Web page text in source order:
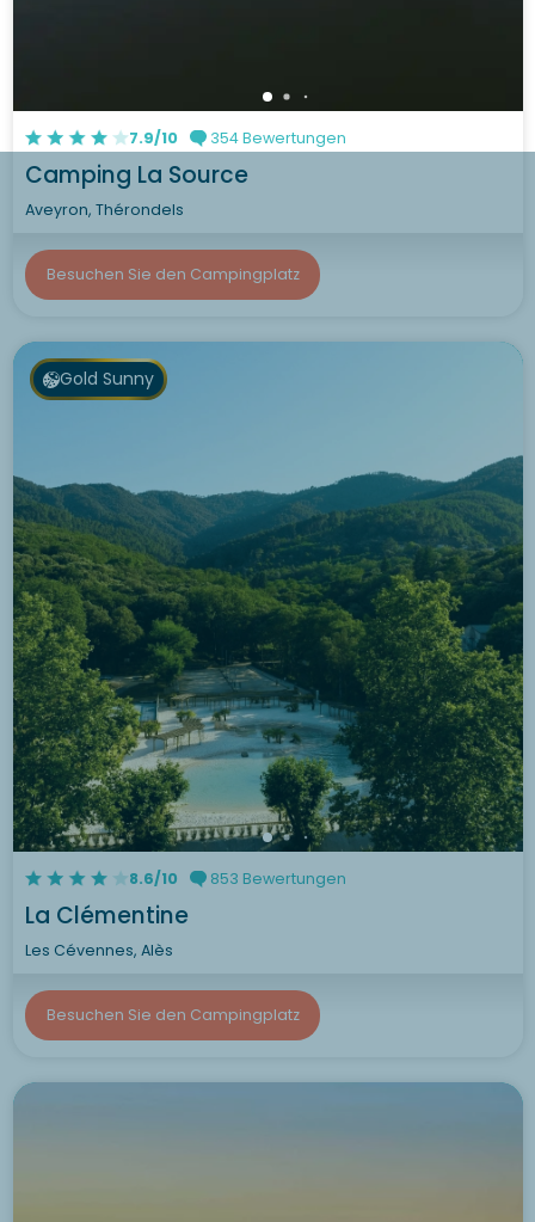
7.9/10 354 Bewertungen
Camping La Source
Aveyron, Thérondels
Besuchen Sie den Campingplatz
Gold Sunny
8.6/10 853 Bewertungen
La Clémentine
Les Cévennes, Alès
Besuchen Sie den Campingplatz